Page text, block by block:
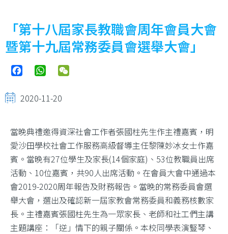
「第十八屆家長教職會周年會員大會
暨第十九屆常務委員會選舉大會」
FacebookWhatsApp
2020-11-20
當晚典禮邀得資深社會工作者張國柱先生作主禮嘉賓，明
愛沙田學校社會工作服務高級督導主任黎陳妙冰女士作嘉
賓。當晚有27位學生及家長(14個家庭)、53位教職員出席
活動、10位嘉賓，共90人出席活動。在會員大會中通過本
會2019-2020周年報告及財務報告。當晚的常務委員會選
舉大會，選出及確認新一屆家教會常務委員和義務核數家
長。主禮嘉賓張國柱先生為一眾家長、老師和社工們主講
主題講座：「逆」情下的親子關係。本校同學表演豎琴、